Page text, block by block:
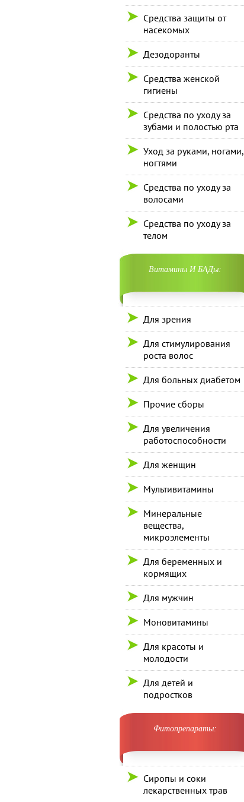
Средства защиты от
насекомых
Дезодоранты
Средства женской
гигиены
Средства по уходу за
зубами и полостью рта
Уход за руками, ногами,
ногтями
Средства по уходу за
волосами
Средства по уходу за
телом
Витамины И БАДы:
Для зрения
Для стимулирования
роста волос
Для больных диабетом
Прочие сборы
Для увеличения
работоспособности
Для женщин
Мультивитамины
Минеральные
вещества,
микроэлементы
Для беременных и
кормящих
Для мужчин
Моновитамины
Для красоты и
молодости
Для детей и
подростков
Фитопрепараты:
Сиропы и соки
лекарственных трав